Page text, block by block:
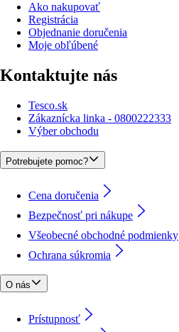
Ako nakupovať
Registrácia
Objednanie doručenia
Moje obľúbené
Kontaktujte nás
Tesco.sk
Zákaznícka linka - 0800222333
Výber obchodu
Potrebujete pomoc?
Cena doručenia
Bezpečnosť pri nákupe
Všeobecné obchodné podmienky
Ochrana súkromia
O nás
Prístupnosť